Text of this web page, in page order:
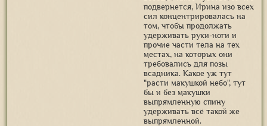
подвернется, Ирина изо всех
сил концентрировалась на
том, чтобы продолжать
удерживать руки-ноги и
прочие части тела на тех
местах, на которых они
требовались для позы
всадника. Какое уж тут
"расти макушкой небо", тут
бы и без макушки
выпрямленную спину
удерживать всё такой же
выпрямленной.